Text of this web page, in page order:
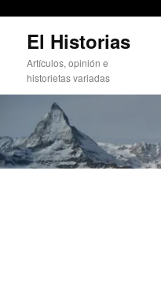
contenido
principal
El Historias
Artículos, opinión e
historietas variadas